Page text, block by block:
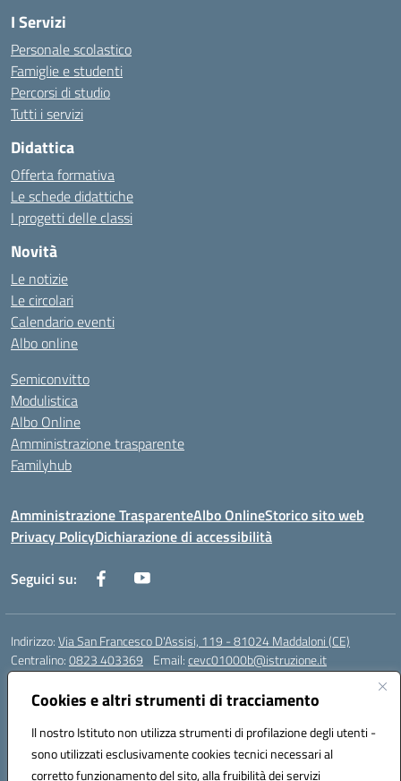
Cookies e altri strumenti di tracciamento
Il nostro Istituto non utilizza strumenti di profilazione degli utenti -
sono utilizzati esclusivamente cookies tecnici necessari al
corretto funzionamento del sito, alla fruibilità dei servizi
I Servizi
Personale scolastico
Famiglie e studenti
Percorsi di studio
Tutti i servizi
Didattica
Offerta formativa
Le schede didattiche
I progetti delle classi
Novità
Le notizie
Le circolari
Calendario eventi
Albo online
Semiconvitto
Modulistica
Albo Online
Amministrazione trasparente
Familyhub
Amministrazione TrasparenteAlbo OnlineStorico sito web
Privacy PolicyDichiarazione di accessibilità
Seguici su:
Indirizzo:Via San Francesco D'Assisi, 119 - 81024 Maddaloni (CE)
Centralino:0823 403369 Email:cevc01000b@istruzione.it
Posta elettronica certificata (PEC):
Codice fiscale: 80004990612 (Convitto) - 93044680614 (Scuole
Annesse)
Codice meccanografico:CEVC01000B
Codice Indice delle Pubbliche Amministrazioni (IPA): istsc_cevc01000b